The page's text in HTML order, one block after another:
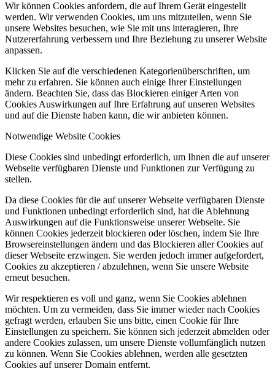
Wir können Cookies anfordern, die auf Ihrem Gerät eingestellt
werden. Wir verwenden Cookies, um uns mitzuteilen, wenn Sie
unsere Websites besuchen, wie Sie mit uns interagieren, Ihre
Nutzererfahrung verbessern und Ihre Beziehung zu unserer Website
anpassen.
Klicken Sie auf die verschiedenen Kategorienüberschriften, um
mehr zu erfahren. Sie können auch einige Ihrer Einstellungen
ändern. Beachten Sie, dass das Blockieren einiger Arten von
Cookies Auswirkungen auf Ihre Erfahrung auf unseren Websites
und auf die Dienste haben kann, die wir anbieten können.
Notwendige Website Cookies
Diese Cookies sind unbedingt erforderlich, um Ihnen die auf unserer
Webseite verfügbaren Dienste und Funktionen zur Verfügung zu
stellen.
Da diese Cookies für die auf unserer Webseite verfügbaren Dienste
und Funktionen unbedingt erforderlich sind, hat die Ablehnung
Auswirkungen auf die Funktionsweise unserer Webseite. Sie
können Cookies jederzeit blockieren oder löschen, indem Sie Ihre
Browsereinstellungen ändern und das Blockieren aller Cookies auf
dieser Webseite erzwingen. Sie werden jedoch immer aufgefordert,
Cookies zu akzeptieren / abzulehnen, wenn Sie unsere Website
erneut besuchen.
Wir respektieren es voll und ganz, wenn Sie Cookies ablehnen
möchten. Um zu vermeiden, dass Sie immer wieder nach Cookies
gefragt werden, erlauben Sie uns bitte, einen Cookie für Ihre
Einstellungen zu speichern. Sie können sich jederzeit abmelden oder
andere Cookies zulassen, um unsere Dienste vollumfänglich nutzen
zu können. Wenn Sie Cookies ablehnen, werden alle gesetzten
Cookies auf unserer Domain entfernt.